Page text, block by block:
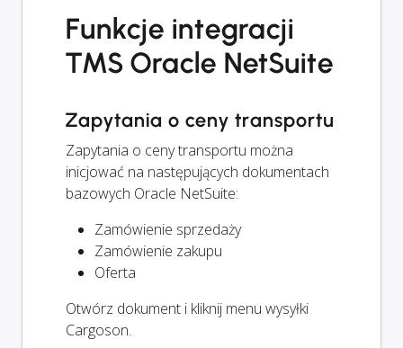
Funkcje integracji
TMS Oracle NetSuite
Zapytania o ceny transportu
Zapytania o ceny transportu można
inicjować na następujących dokumentach
bazowych Oracle NetSuite:
Zamówienie sprzedaży
Zamówienie zakupu
Oferta
Otwórz dokument i kliknij menu wysyłki
Cargoson.